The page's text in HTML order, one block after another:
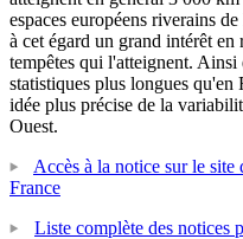
espaces européens riverains
à cet égard un grand intérêt en
tempêtes qui l'atteignent. Ainsi
statistiques plus longues
idée plus précise de la
Ouest.
Accès à la notice sur le
France
Liste complète des notices